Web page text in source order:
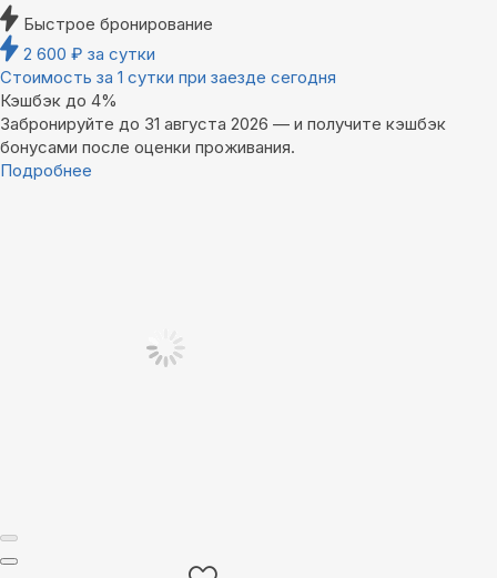
Быстрое бронирование
2 600 ₽ за сутки
Стоимость за 1 сутки при заезде сегодня
Кэшбэк до 4%
Забронируйте до 31 августа 2026 — и получите кэшбэк
бонусами после оценки проживания.
Подробнее